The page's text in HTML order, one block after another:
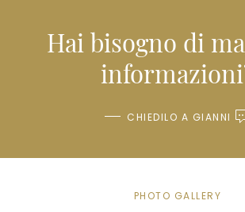
Hai bisogno di
CHIEDILO A GIANNI
PHOTO GALLERY